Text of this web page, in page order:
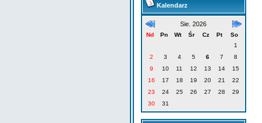
Kalendarz
Sie. 2026
Nd Pn Wt Śr Cz Pt
So
1
2
3 4 5 6 7
8
9
10 11 12 13 14
15
16
17 18 19 20 21
22
23
24 25 26 27 28
29
30
31